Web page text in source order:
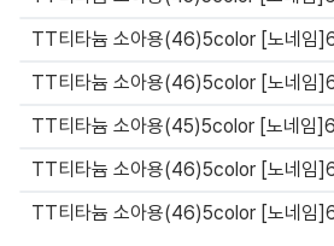
TT티타늄 소아용(46)5color [노네임
TT티타늄 소아용(46)5color [노네임
TT티타늄 소아용(45)5color [노네임
TT티타늄 소아용(46)5color [노네임
TT티타늄 소아용(46)5color [노네임